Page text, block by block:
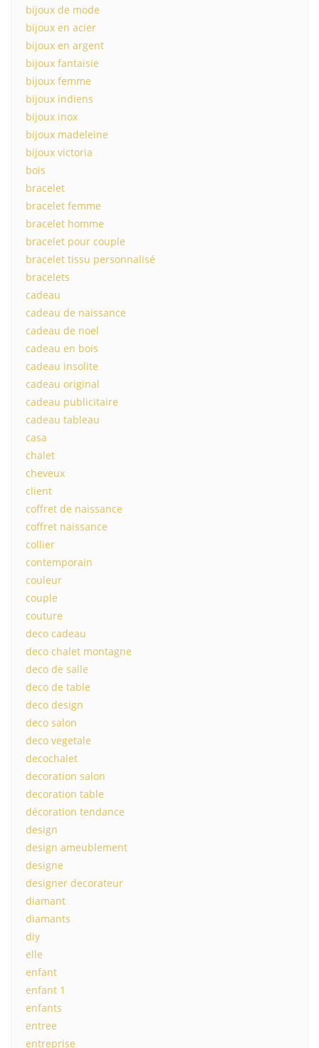
bijoux de mode
bijoux en acier
bijoux en argent
bijoux fantaisie
bijoux femme
bijoux indiens
bijoux inox
bijoux madeleine
bijoux victoria
bois
bracelet
bracelet femme
bracelet homme
bracelet pour couple
bracelet tissu personnalisé
bracelets
cadeau
cadeau de naissance
cadeau de noel
cadeau en bois
cadeau insolite
cadeau original
cadeau publicitaire
cadeau tableau
casa
chalet
cheveux
client
coffret de naissance
coffret naissance
collier
contemporain
couleur
couple
couture
deco cadeau
deco chalet montagne
deco de salle
deco de table
deco design
deco salon
deco vegetale
decochalet
decoration salon
decoration table
décoration tendance
design
design ameublement
designe
designer decorateur
diamant
diamants
diy
elle
enfant
enfant 1
enfants
entree
entreprise